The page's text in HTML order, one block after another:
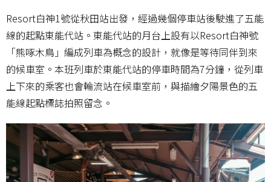
Resort白神1號從秋田站出發，經過幾個停車站後駛進了五能
線的起點東能代站。東能代站的月台上設有以Resort白神號
「熊啄木鳥」編成列車為概念的設計，就像是等待同伴到來
的候車室。本班列車於東能代站的停車時間為7分鐘，從列車
上下來的乘客也會輪流站在候車室前，與描繪夕陽景色的五
能線起點標誌拍照留念。